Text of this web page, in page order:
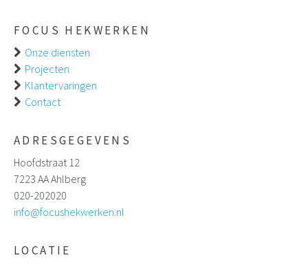
FOCUS HEKWERKEN
Onze diensten
Projecten
Klantervaringen
Contact
ADRESGEGEVENS
Hoofdstraat 12
7223 AA Ahlberg
020-202020
info@focushekwerken.nl
LOCATIE